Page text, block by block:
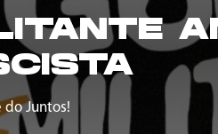
do Juntos!